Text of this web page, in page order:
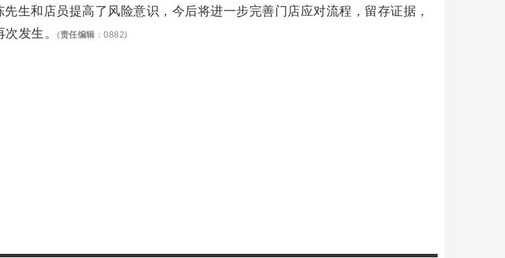
生和店员提高了风险意识，今后将进一步完善门店应对流程，留存证据，
发生。
(责任编辑 ：0882)